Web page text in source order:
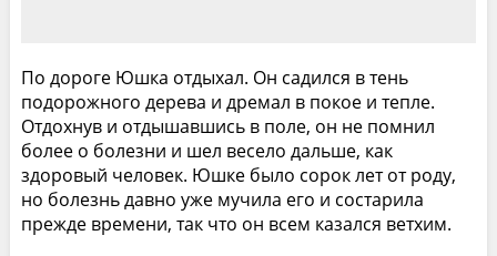
По дороге Юшка отдыхал. Он садился в тень
подорожного дерева и дремал в покое и тепле.
Отдохнув и отдышавшись в поле, он не помнил
более о болезни и шел весело дальше, как
здоровый человек. Юшке было сорок лет от роду,
но болезнь давно уже мучила его и состарила
прежде времени, так что он всем казался ветхим.